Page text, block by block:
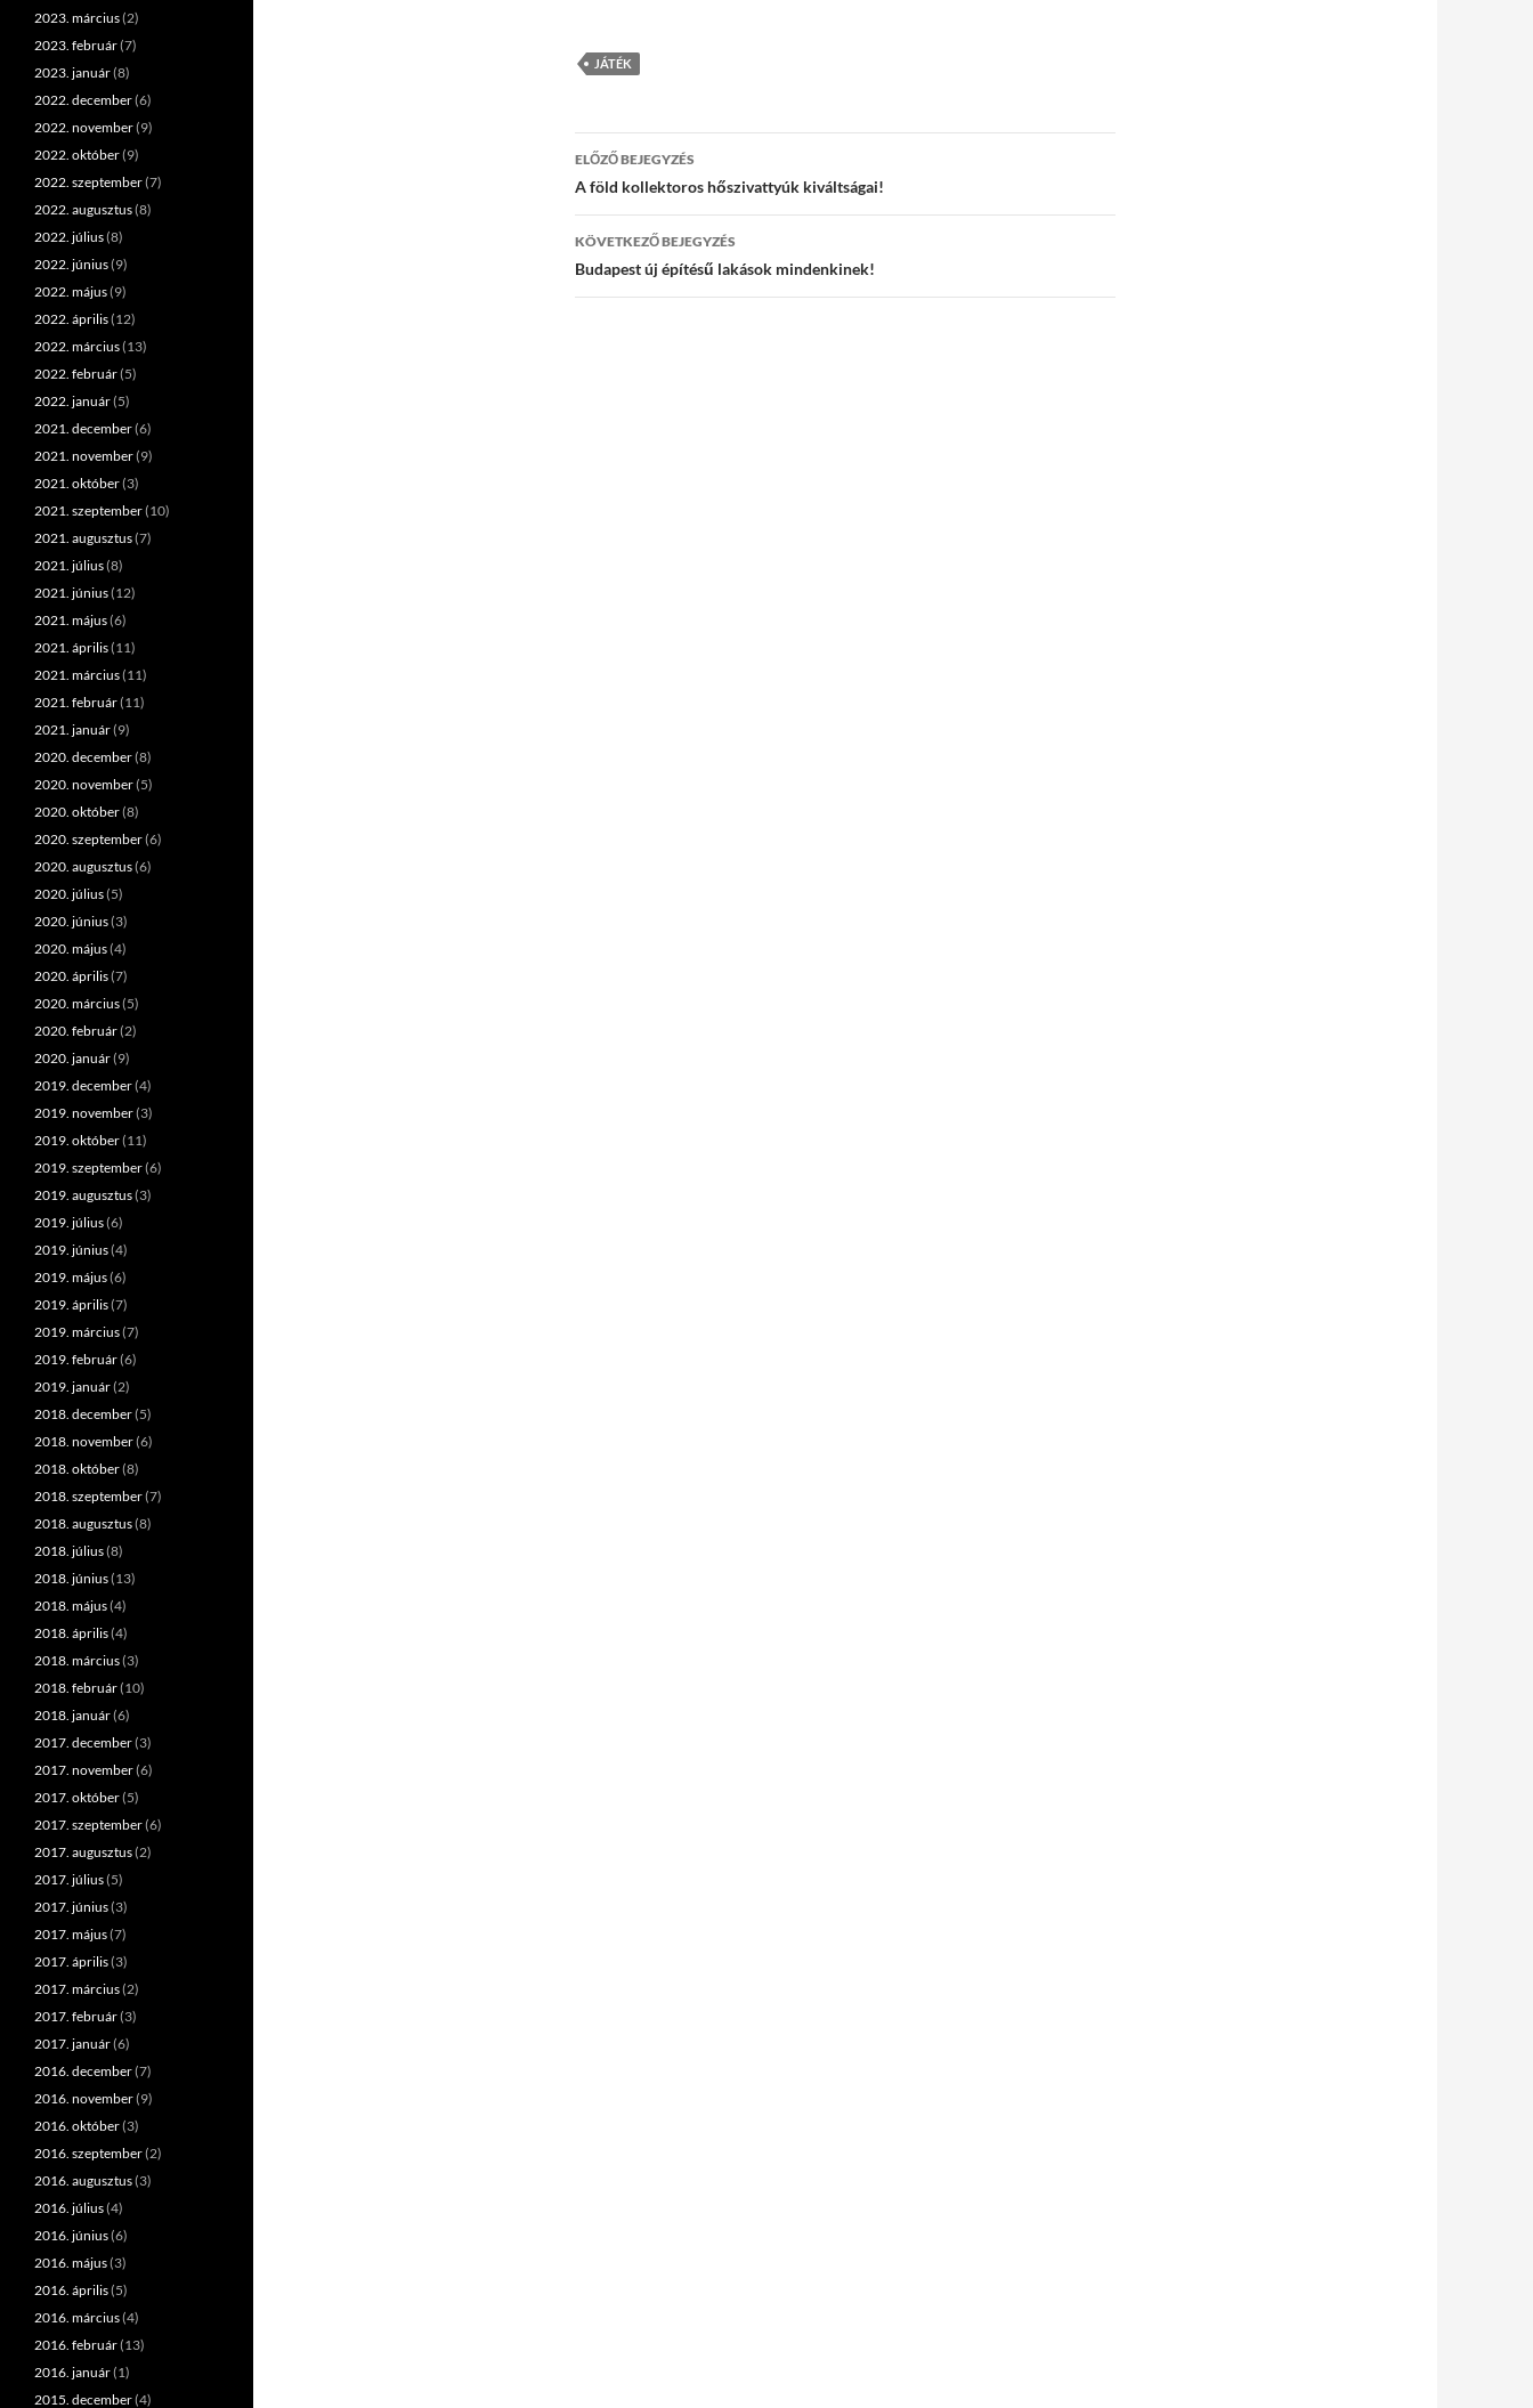
JÁTÉK
Bejegyzés
navigáció
ELŐZŐ BEJEGYZÉS
A föld kollektoros hőszivattyúk kiváltságai!
KÖVETKEZŐ BEJEGYZÉS
Budapest új építésű lakások mindenkinek!
2023. március(2)
2023. február(7)
2023. január(8)
2022. december(6)
2022. november(9)
2022. október(9)
2022. szeptember(7)
2022. augusztus(8)
2022. július(8)
2022. június(9)
2022. május(9)
2022. április(12)
2022. március(13)
2022. február(5)
2022. január(5)
2021. december(6)
2021. november(9)
2021. október(3)
2021. szeptember(10)
2021. augusztus(7)
2021. július(8)
2021. június(12)
2021. május(6)
2021. április(11)
2021. március(11)
2021. február(11)
2021. január(9)
2020. december(8)
2020. november(5)
2020. október(8)
2020. szeptember(6)
2020. augusztus(6)
2020. július(5)
2020. június(3)
2020. május(4)
2020. április(7)
2020. március(5)
2020. február(2)
2020. január(9)
2019. december(4)
2019. november(3)
2019. október(11)
2019. szeptember(6)
2019. augusztus(3)
2019. július(6)
2019. június(4)
2019. május(6)
2019. április(7)
2019. március(7)
2019. február(6)
2019. január(2)
2018. december(5)
2018. november(6)
2018. október(8)
2018. szeptember(7)
2018. augusztus(8)
2018. július(8)
2018. június(13)
2018. május(4)
2018. április(4)
2018. március(3)
2018. február(10)
2018. január(6)
2017. december(3)
2017. november(6)
2017. október(5)
2017. szeptember(6)
2017. augusztus(2)
2017. július(5)
2017. június(3)
2017. május(7)
2017. április(3)
2017. március(2)
2017. február(3)
2017. január(6)
2016. december(7)
2016. november(9)
2016. október(3)
2016. szeptember(2)
2016. augusztus(3)
2016. július(4)
2016. június(6)
2016. május(3)
2016. április(5)
2016. március(4)
2016. február(13)
2016. január(1)
2015. december(4)